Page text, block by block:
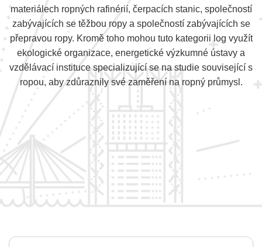
materiálech ropných rafinérií, čerpacích stanic, společností
zabývajících se těžbou ropy a společností zabývajících se
přepravou ropy. Kromě toho mohou tuto kategorii log využít
ekologické organizace, energetické výzkumné ústavy a
vzdělávací instituce specializující se na studie související s
ropou, aby zdůraznily své zaměření na ropný průmysl.